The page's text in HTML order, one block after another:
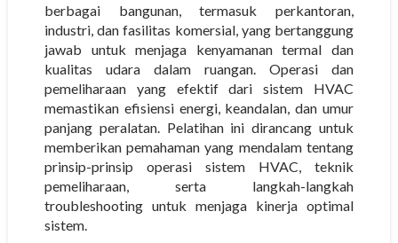
berbagai bangunan, termasuk perkantoran,
industri, dan fasilitas komersial, yang bertanggung
jawab untuk menjaga kenyamanan termal dan
kualitas udara dalam ruangan. Operasi dan
pemeliharaan yang efektif dari sistem HVAC
memastikan efisiensi energi, keandalan, dan umur
panjang peralatan. Pelatihan ini dirancang untuk
memberikan pemahaman yang mendalam tentang
prinsip-prinsip operasi sistem HVAC, teknik
pemeliharaan, serta langkah-langkah
troubleshooting untuk menjaga kinerja optimal
sistem.